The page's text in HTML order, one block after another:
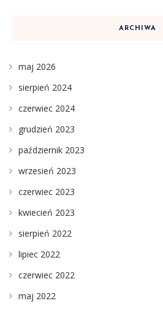
ARCHIWA
maj 2026
sierpień 2024
czerwiec 2024
grudzień 2023
październik 2023
wrzesień 2023
czerwiec 2023
kwiecień 2023
sierpień 2022
lipiec 2022
czerwiec 2022
maj 2022